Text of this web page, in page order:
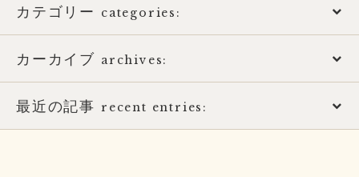
カテゴリー categories:
アトピー性皮膚炎
おススメ書籍
カーカイブ archives:
2026年
最近の記事 recent entries: